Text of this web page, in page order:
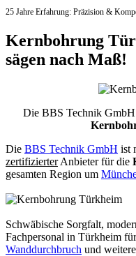
25 Jahre Erfahrung: Präzision &
Kernbohrung
sägen nach Maß!
Die BBS Technik
Die BBS Technik GmbH ist
zertifizierterAnbieter für die
gesamten Region um
Schwäbische Sorgfalt,
Fachpersonal in Türkheim
Wanddurchbruch und